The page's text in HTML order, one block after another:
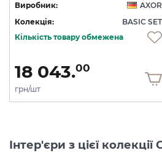
Виробник:
AXOR
Колекція:
BASIC SET
Кількість товару обмежена
18 043.00
грн/шт
Інтер'єри з цієї колекції